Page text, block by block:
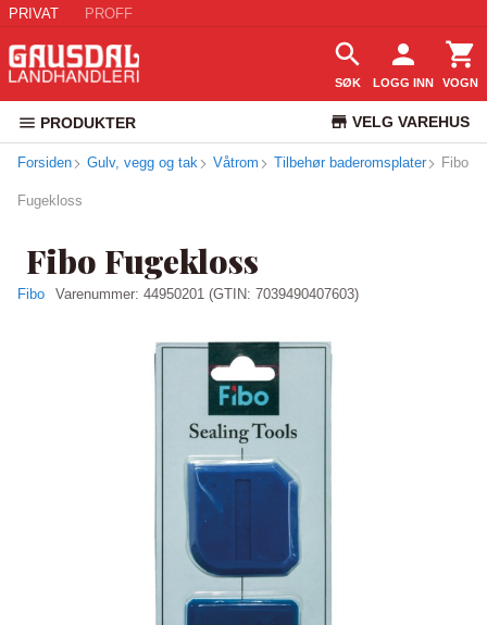
PRIVAT PROFF
SØK LOGG INN VOGN
PRODUKTER VELG VAREHUS
KUNDESERVICE
Forsiden Gulv, vegg og tak Våtrom Tilbehør baderomsplater Fibo
Fugekloss
Fibo Fugekloss
Fibo Varenummer: 44950201 (GTIN: 7039490407603)